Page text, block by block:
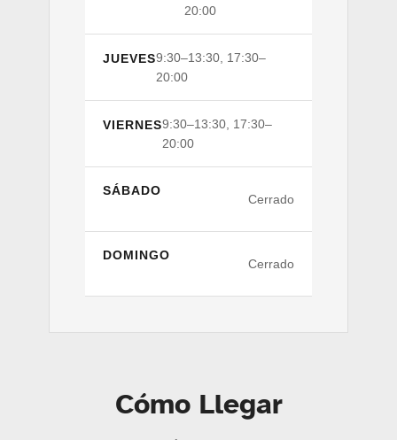
20:00
JUEVES9:30–13:30, 17:30–
20:00
VIERNES9:30–13:30, 17:30–
20:00
SÁBADO
Cerrado
DOMINGO
Cerrado
Cómo Llegar